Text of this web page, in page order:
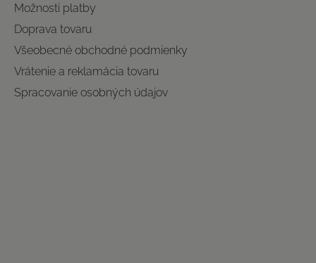
Možnosti platby
Doprava tovaru
Všeobecné obchodné podmienky
Vrátenie a reklamácia tovaru
Spracovanie osobných údajov